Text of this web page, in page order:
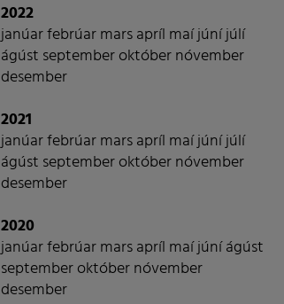
2022
janúarfebrúarmarsapríl maíjúníjúlí
ágúst septemberoktóbernóvember
desember
2021
janúarfebrúarmarsapríl maíjúníjúlí
ágúst septemberoktóbernóvember
desember
2020
janúarfebrúarmarsapríl maíjúníágúst
septemberoktóbernóvember
desember